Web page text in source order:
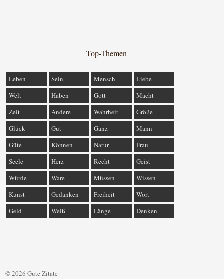
Top-Themen
Leben Sein Mensch
Liebe
Welt
Haben Gott
Macht
Zeit
Andere Wahrheit
Größe
Glück
Gut Ganz
Mann
Güte
Können Natur
Frau
Seele
Herz Recht
Geist
Würde
Ware Müssen
Wissen
Kunst
Gedanken Freiheit
Wort
Geld
Weiß Länge Denken
© 2026 Gute Zitate